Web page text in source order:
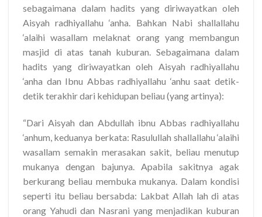
sebagaimana dalam hadits yang diriwayatkan oleh
Aisyah radhiyallahu ‘anha. Bahkan Nabi shallallahu
‘alaihi wasallam melaknat orang yang membangun
masjid di atas tanah kuburan. Sebagaimana dalam
hadits yang diriwayatkan oleh Aisyah radhiyallahu
‘anha dan Ibnu Abbas radhiyallahu ‘anhu saat detik-
detik terakhir dari kehidupan beliau (yang artinya):
“Dari Aisyah dan Abdullah ibnu Abbas radhiyallahu
‘anhum, keduanya berkata: Rasulullah shallallahu ‘alaihi
wasallam semakin merasakan sakit, beliau menutup
mukanya dengan bajunya. Apabila sakitnya agak
berkurang beliau membuka mukanya. Dalam kondisi
seperti itu beliau bersabda: Lakbat Allah lah di atas
orang Yahudi dan Nasrani yang menjadikan kuburan